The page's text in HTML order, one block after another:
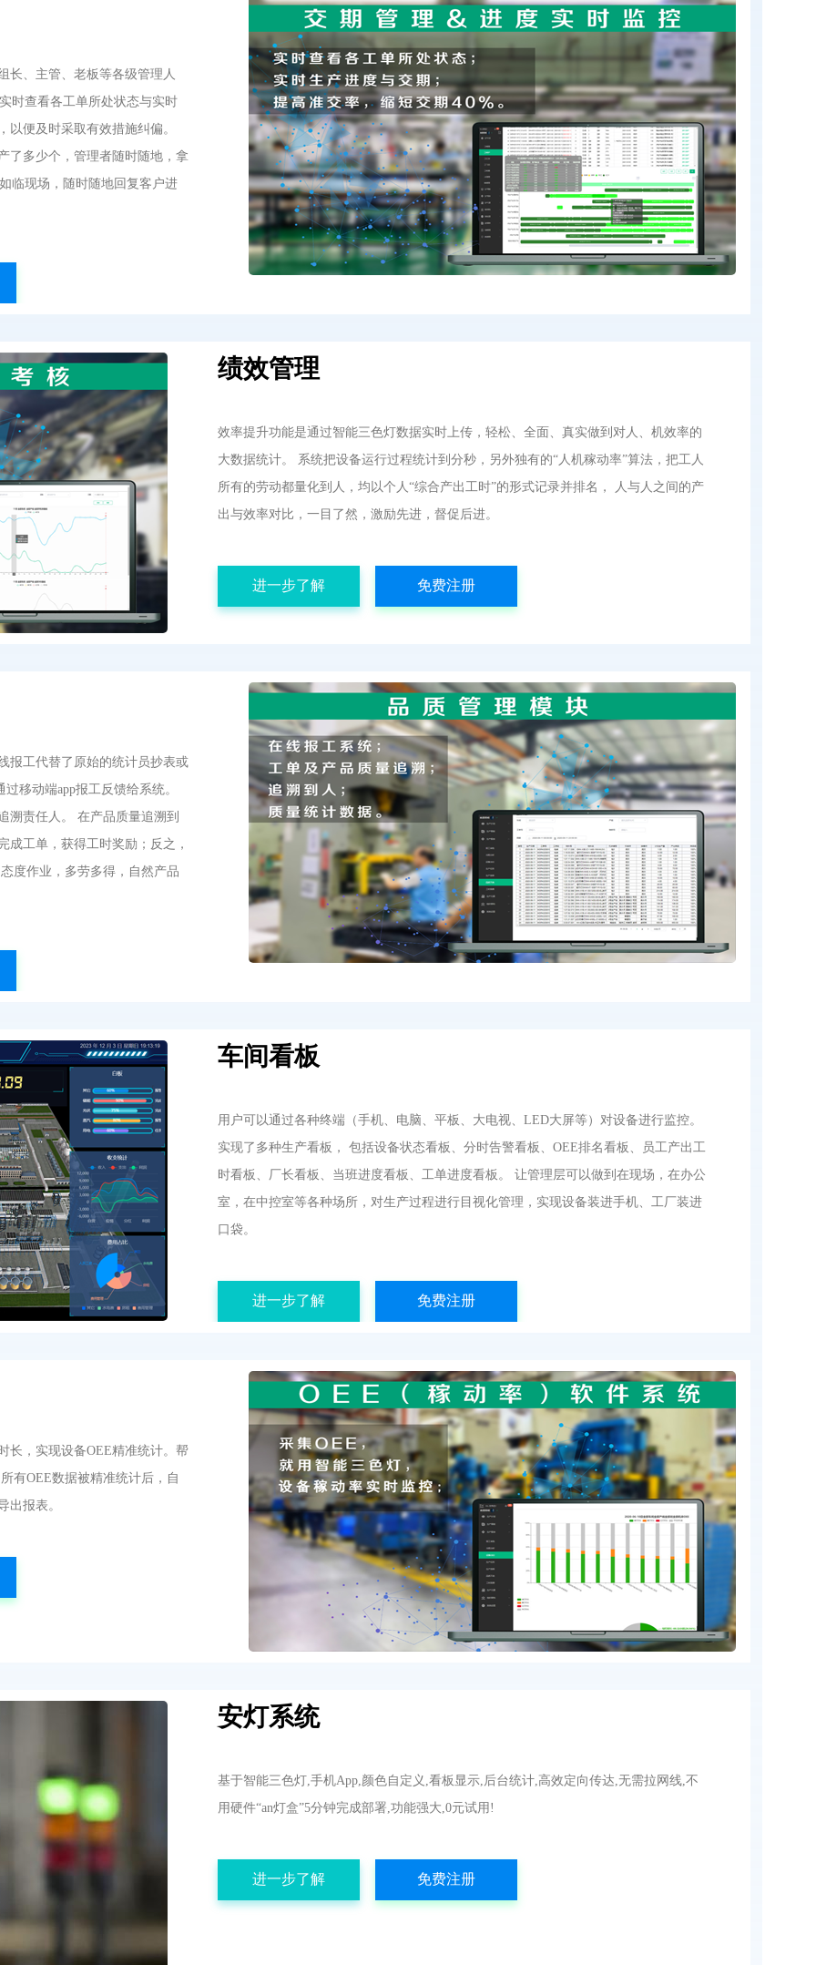
长、主管、老板等各级管理人
时查看各工单所处状态与实时
便及时采取有效措施纠偏。
了多少个，管理者随时随地，拿
临现场，随时随地回复客户进
绩效管理
效率提升功能是通过智能三色灯数据实时上传，轻松、全面、真实做到对人、机效率的
大数据统计。 系统把设备运行过程统计到分秒，另外独有的“人机稼动率”算法，把工人
所有的劳动都量化到人，均以个人“综合产出工时”的形式记录并排名， 人与人之间的产
出与效率对比，一目了然，激励先进，督促后进。
进一步了解 免费注册
报工代替了原始的统计员抄表或
移动端app报工反馈给系统。
溯责任人。 在产品质量追溯到
成工单，获得工时奖励；反之，
度作业，多劳多得，自然产品
车间看板
用户可以通过各种终端（手机、电脑、平板、大电视、LED大屏等）对设备进行监控。
实现了多种生产看板， 包括设备状态看板、分时告警看板、OEE排名看板、员工产出工
时看板、厂长看板、当班进度看板、工单进度看板。 让管理层可以做到在现场，在办公
室，在中控室等各种场所，对生产过程进行目视化管理，实现设备装进手机、工厂装进
口袋。
进一步了解 免费注册
长，实现设备OEE精准统计。帮
有OEE数据被精准统计后，自
出报表。
安灯系统
基于智能三色灯,手机App,颜色自定义,看板显示,后台统计,高效定向传达,无需拉网线,不
用硬件“an灯盒”5分钟完成部署,功能强大,0元试用!
进一步了解 免费注册